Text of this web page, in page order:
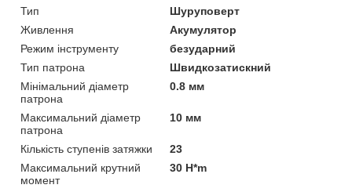
Тип
Шуруповерт
Живлення
Акумулятор
Режим інструменту
безударний
Тип патрона
Швидкозатискний
Мінімальний діаметр
патрона
0.8 мм
Максимальний діаметр
патрона
10 мм
Кількість ступенів затяжки
23
Максимальний крутний
момент
30 H*m